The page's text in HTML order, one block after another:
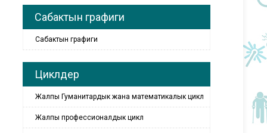
Сабактын графиги
Сабактын графиги
Циклдер
Жалпы Гуманитардык жана математикалык цикл
Жалпы профессионалдык цикл